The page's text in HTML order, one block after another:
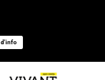
d'info